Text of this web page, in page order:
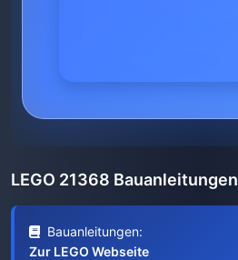
LEGO 21368 Bauanleitungen
Bauanleitungen:
Zur LEGO Webseite